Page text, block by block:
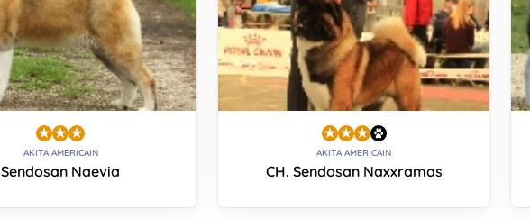
AKITA AMERICAIN
Sendosan Naevia
AKITA AMERICAIN
CH. Sendosan Naxxramas